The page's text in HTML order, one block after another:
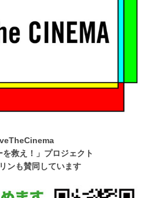
を救え！」プロジェクト
ンも賛同しています